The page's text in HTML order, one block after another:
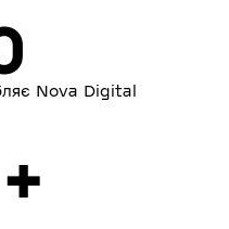
Nova Digital